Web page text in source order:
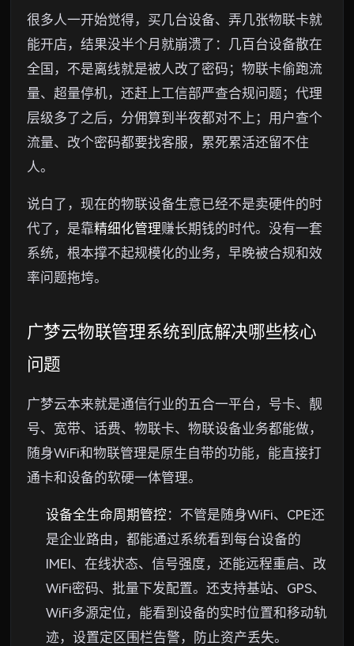
很多人一开始觉得，买几台设备、弄几张物联卡就
能开店，结果没半个月就崩溃了：几百台设备散在
全国，不是离线就是被人改了密码；物联卡偷跑流
量、超量停机，还赶上工信部严查合规问题；代理
层级多了之后，分佣算到半夜都对不上；用户查个
流量、改个密码都要找客服，累死累活还留不住
人。
说白了，现在的物联设备生意已经不是卖硬件的时
代了，是靠精细化管理赚长期钱的时代。没有一套
系统，根本撑不起规模化的业务，早晚被合规和效
率问题拖垮。
广梦云物联管理系统到底解决哪些核心
问题
广梦云本来就是通信行业的五合一平台，号卡、靓
号、宽带、话费、物联卡、物联设备业务都能做，
随身WiFi和物联管理是原生自带的功能，能直接打
通卡和设备的软硬一体管理。
设备全生命周期管控 ：不管是随身WiFi、CPE还
是企业路由，都能通过系统看到每台设备的
IMEI、在线状态、信号强度，还能远程重启、改
WiFi密码、批量下发配置。还支持基站、GPS、
WiFi多源定位，能看到设备的实时位置和移动轨
迹，设置定区围栏告警，防止资产丢失。